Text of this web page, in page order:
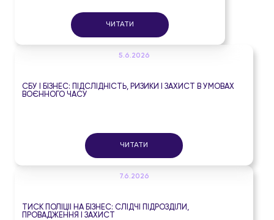
ЧИТАТИ
5.6.2026
СБУ І БІЗНЕС: ПІДСЛІДНІСТЬ, РИЗИКИ І ЗАХИСТ В УМОВАХ
ВОЄННОГО ЧАСУ
ЧИТАТИ
7.6.2026
ТИСК ПОЛІЦІЇ НА БІЗНЕС: СЛІДЧІ ПІДРОЗДІЛИ,
ПРОВАДЖЕННЯ І ЗАХИСТ